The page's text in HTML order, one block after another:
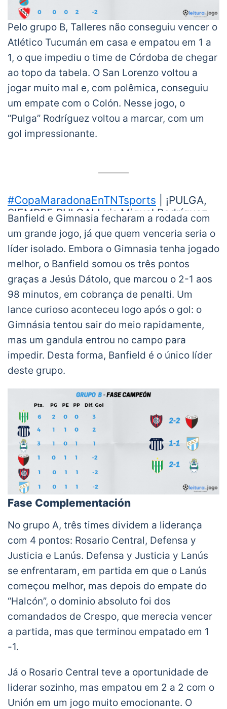
Pelo grupo B, Talleres não conseguiu vencer o
Atlético Tucumán em casa e empatou em 1 a
1, o que impediu o time de Córdoba de chegar
ao topo da tabela. O San Lorenzo voltou a
jogar muito mal e, com polêmica, conseguiu
um empate com o Colón. Nesse jogo, o
“Pulga” Rodríguez voltou a marcar, com um
gol impressionante.
#CopaMaradonaEnTNTsports | ¡PULGA,
SIEMPRE PULGA! Luis Miguel Rodríguez
volvió a meter un golazo de antología con
un derechazo tremendo y dio vuelta el
encuentro ante San Lorenzo.
San Lorenzo ? Colón
pic.twitter.com/k3DQWqrDSd
— TNT Sports LA (en ?) (@TNTSportsLA)
December 20, 2020
Banfield e Gimnasia fecharam a rodada com
um grande jogo, já que quem venceria seria o
líder isolado. Embora o Gimnasia tenha jogado
melhor, o Banfield somou os três pontos
graças a Jesús Dátolo, que marcou o 2-1 aos
98 minutos, em cobrança de penalti. Um
lance curioso aconteceu logo após o gol: o
Gimnásia tentou sair do meio rapidamente,
mas um gandula entrou no campo para
impedir. Desta forma, Banfield é o único líder
deste grupo.
Fase Complementación
No grupo A, três times dividem a liderança
com 4 pontos: Rosario Central, Defensa y
Justicia e Lanús. Defensa y Justicia y Lanús
se enfrentaram, em partida em que o Lanús
começou melhor, mas depois do empate do
“Halcón”, o dominio absoluto foi dos
comandados de Crespo, que merecia vencer
a partida, mas que terminou empatado em 1
-1.
Já o Rosario Central teve a oportunidade de
liderar sozinho, mas empatou em 2 a 2 com o
Unión em um jogo muito emocionante. O